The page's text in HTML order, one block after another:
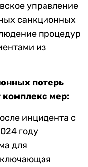
управление
санкционных
процедур
из
потерь
комплекс мер:
инцидента с
году
для